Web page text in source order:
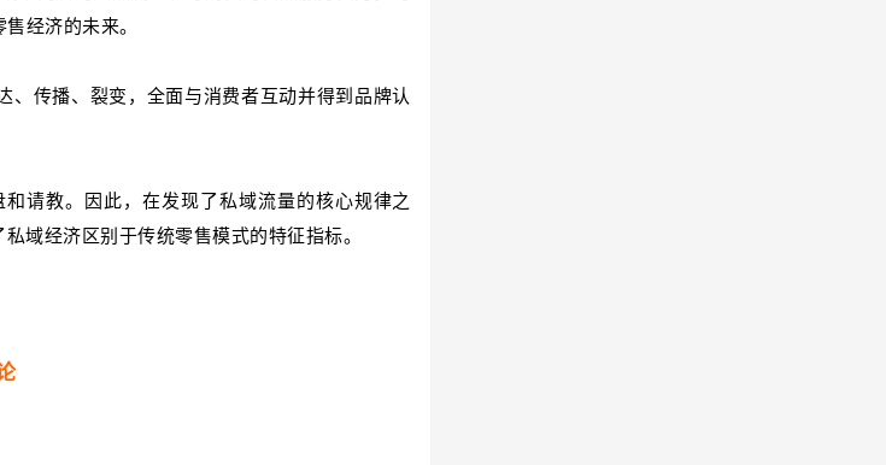
经济的未来。
传播、裂变，全面与消费者互动并得到品牌认
请教。因此，在发现了私域流量的核心规律之
域经济区别于传统零售模式的特征指标。